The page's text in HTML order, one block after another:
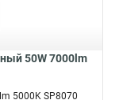
50W 7000lm
5000K SP8070